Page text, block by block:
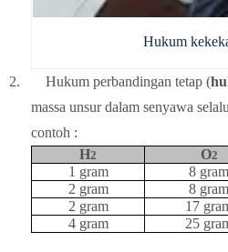
Hukum
2. Hukum perbandingan tetap (
massa unsur dalam senyawa
contoh :
H2 O2
1 gram
8 gram
2 gram
8 gram
2 gram
17
4 gram
25